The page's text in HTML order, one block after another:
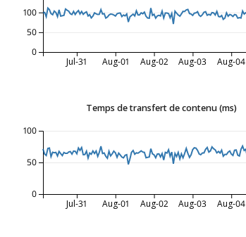
Jul-31 Aug-01 Aug-02 Aug-03 Aug-04
0
50
100
Temps de transfert de contenu (ms)
Jul-31 Aug-01 Aug-02 Aug-03 Aug-04
0
50
100